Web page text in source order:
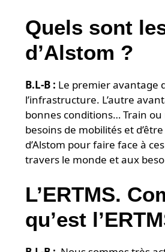
Quels sont
d’Alstom ?
B.L-B : Le premier avantage
l’infrastructure. L’autre
bonnes conditions… Train
besoins de mobilités et
d’Alstom pour faire face à
travers le monde et aux
L’ERTMS.
qu’est